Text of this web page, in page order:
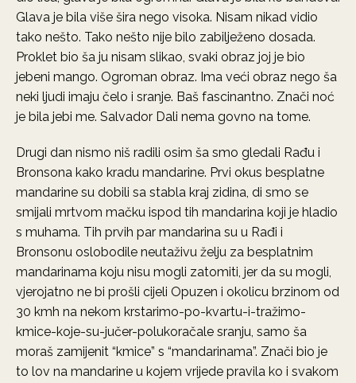
Glava je bila više šira nego visoka. Nisam nikad vidio
tako nešto. Tako nešto nije bilo zabilježeno dosada.
Proklet bio ša ju nisam slikao, svaki obraz joj je bio
jebeni mango. Ogroman obraz. Ima veći obraz nego ša
neki ljudi imaju čelo i sranje. Baš fascinantno. Znači noć
je bila jebi me. Salvador Dali nema govno na tome.
Drugi dan nismo niš radili osim ša smo gledali Rađu i
Bronsona kako kradu mandarine. Prvi okus besplatne
mandarine su dobili sa stabla kraj zidina, di smo se
smijali mrtvom mačku ispod tih mandarina koji je hladio
s muhama. Tih prvih par mandarina su u Rađi i
Bronsonu oslobodile neutaživu želju za besplatnim
mandarinama koju nisu mogli zatomiti, jer da su mogli,
vjerojatno ne bi prošli cijeli Opuzen i okolicu brzinom od
30 kmh na nekom krstarimo-po-kvartu-i-tražimo-
kmice-koje-su-jučer-polukoračale sranju, samo ša
moraš zamijenit “kmice” s “mandarinama”. Znači bio je
to lov na mandarine u kojem vrijede pravila ko i svakom